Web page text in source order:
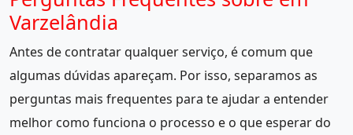
Varzelândia
Antes de contratar qualquer serviço, é comum que
algumas dúvidas apareçam. Por isso, separamos as
perguntas mais frequentes para te ajudar a entender
melhor como funciona o processo e o que esperar do